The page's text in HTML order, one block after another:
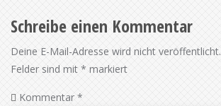
Schreibe einen Kommentar
Deine E-Mail-Adresse wird nicht veröffentlicht.
Felder sind mit * markiert
Kommentar *